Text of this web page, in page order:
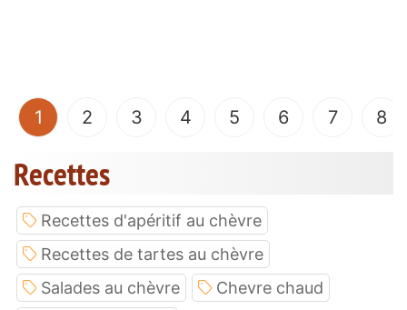
1 (current)
2 3 4 5 6 7 8
Recettes
Recettes d'apéritif au chèvre
Recettes de tartes au chèvre
Salades au chèvre
Chevre chaud